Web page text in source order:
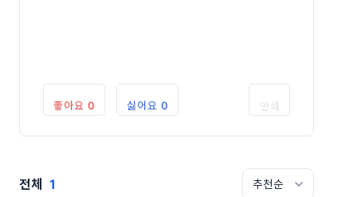
좋아요 0 싫어요 0 인쇄
전체 1